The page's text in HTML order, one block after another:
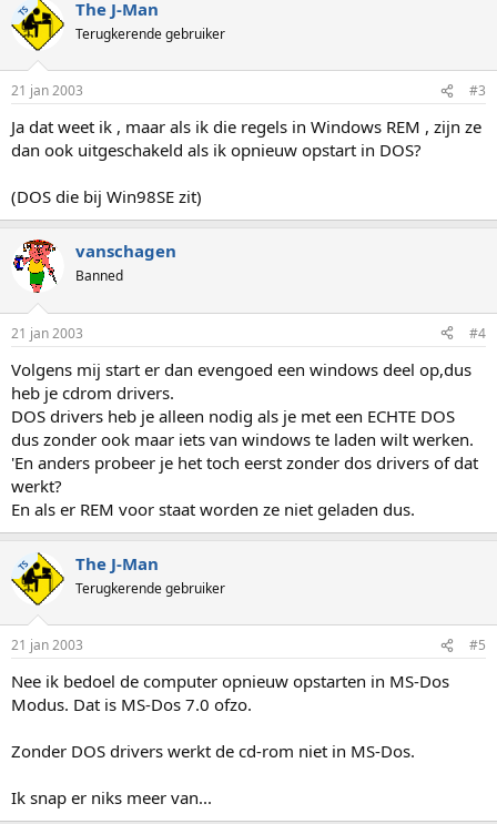
TS The J-Man
Terugkerende gebruiker
21 jan 2003 #3
Ja dat weet ik , maar als ik die regels in Windows REM , zijn ze
dan ook uitgeschakeld als ik opnieuw opstart in DOS?
(DOS die bij Win98SE zit)
vanschagen
Banned
21 jan 2003 #4
Volgens mij start er dan evengoed een windows deel op,dus
heb je cdrom drivers.
DOS drivers heb je alleen nodig als je met een ECHTE DOS
dus zonder ook maar iets van windows te laden wilt werken.
'En anders probeer je het toch eerst zonder dos drivers of dat
werkt?
En als er REM voor staat worden ze niet geladen dus.
TS The J-Man
Terugkerende gebruiker
21 jan 2003 #5
Nee ik bedoel de computer opnieuw opstarten in MS-Dos
Modus. Dat is MS-Dos 7.0 ofzo.
Zonder DOS drivers werkt de cd-rom niet in MS-Dos.
Ik snap er niks meer van...